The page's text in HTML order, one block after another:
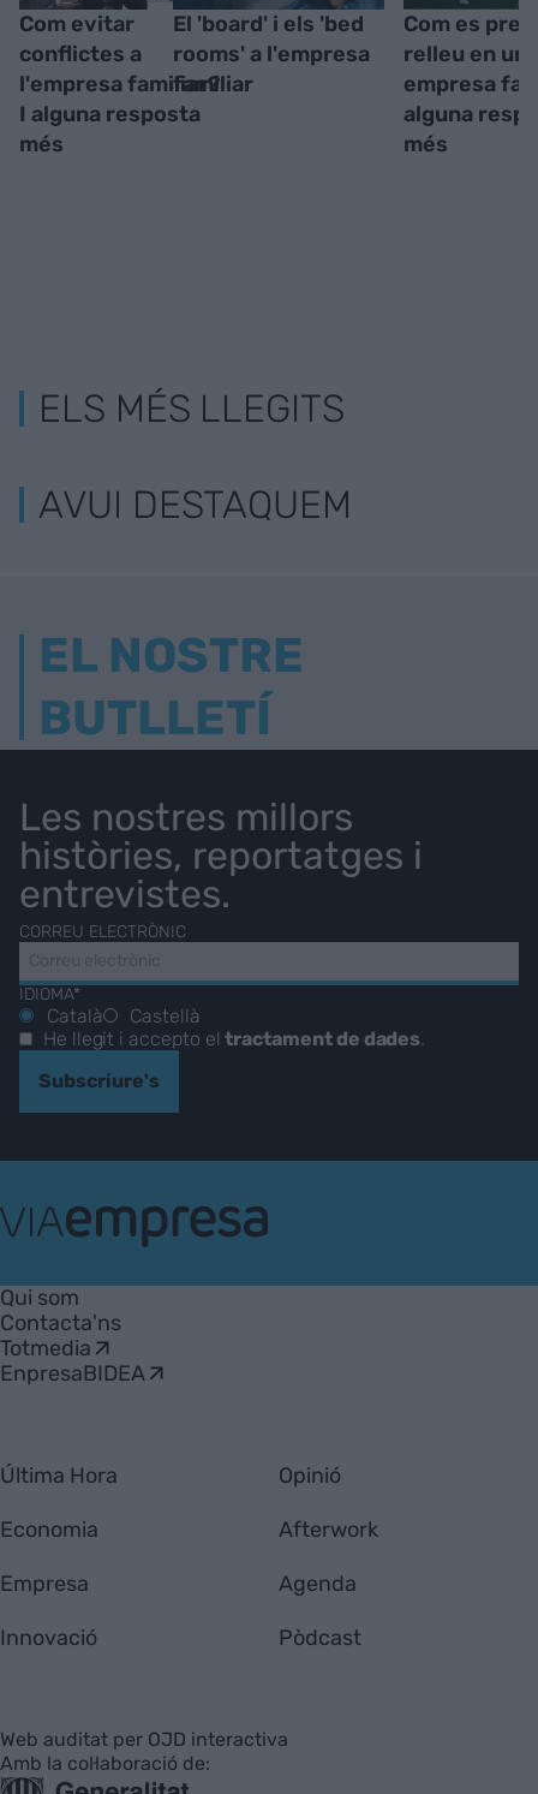
Com evitar
conflictes a
l'empresa familiar?
I alguna resposta
més
El 'board' i els 'bed
rooms' a l'empresa
familiar
Com es
relleu en una
empresa
alguna
més
ELS MÉS LLEGITS
AVUI DESTAQUEM
EL NOSTRE
BUTLLETÍ
Les nostres millors
històries, reportatges i
entrevistes.
CORREU ELECTRÒNIC
IDIOMA*
Català
Castellà
He llegit i accepto eltractament de dades
Subscriure's
Empresa
Qui som
Contacta'ns
Totmedia
EnpresaBIDEA
Última Hora
Economia
Empresa
Innovació
Opinió
Afterwork
Agenda
Pòdcast
Web auditat per OJD interactiva
Amb la col·laboració de: